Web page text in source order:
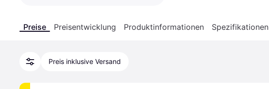
Preise Preisentwicklung Produktinformationen Spezifikationen
Preis inklusive Versand